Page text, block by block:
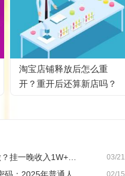
淘宝店铺释放后怎么重
开？重开后还算新店吗？
03/21
，这份教程，小白可做~
02/15
通人如何抓住AI创业风口？